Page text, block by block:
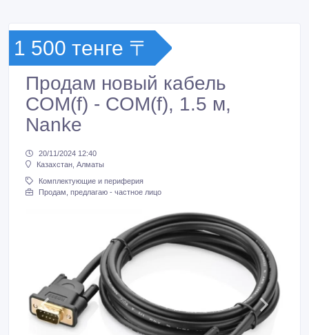
1 500 тенге 〒
Продам новый кабель
COM(f) - COM(f), 1.5 м,
Nanke
20/11/2024 12:40
Казахстан, Алматы
Комплектующие и периферия
Продам, предлагаю - частное лицо